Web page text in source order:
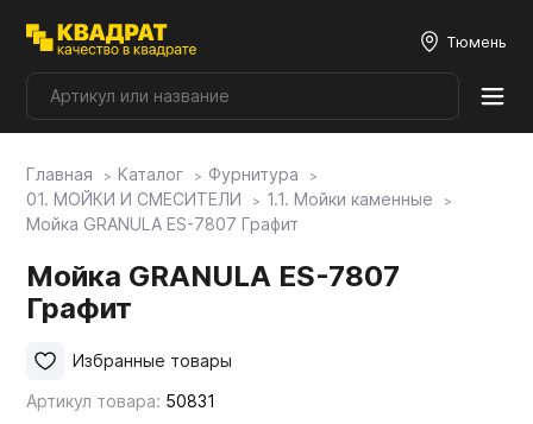
Тюмень
Плитные материалы
Мой ЭГГЕР
Главная Каталог
Фурнитура
01. МОЙКИ И СМЕСИТЕЛИ
1.1. Мойки каменные
Мойка GRANULA ES-7807 Графит
Мойка GRANULA ES-7807
Графит
Артикул товара: 50831
Избранные товары